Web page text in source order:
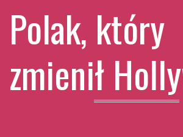
Polak, który
zmienił